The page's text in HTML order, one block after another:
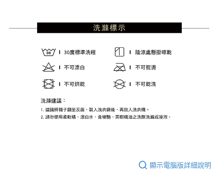
顯示電腦版詳細說明